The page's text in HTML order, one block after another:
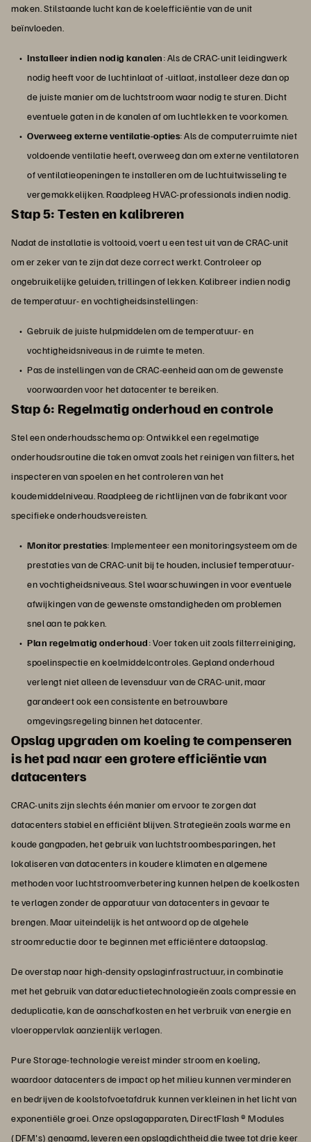
maken. Stilstaande lucht kan de koelefficiëntie van de unit
beïnvloeden.
Installeer indien nodig kanalen: Als de CRAC-unit leidingwerk
nodig heeft voor de luchtinlaat of -uitlaat, installeer deze dan op
de juiste manier om de luchtstroom waar nodig te sturen. Dicht
eventuele gaten in de kanalen af om luchtlekken te voorkomen.
Overweeg externe ventilatie-opties: Als de computerruimte niet
voldoende ventilatie heeft, overweeg dan om externe ventilatoren
of ventilatieopeningen te installeren om de luchtuitwisseling te
vergemakkelijken. Raadpleeg HVAC-professionals indien nodig.
Stap 5: Testen en kalibreren
Nadat de installatie is voltooid, voert u een test uit van de CRAC-unit
om er zeker van te zijn dat deze correct werkt. Controleer op
ongebruikelijke geluiden, trillingen of lekken. Kalibreer indien nodig
de temperatuur- en vochtigheidsinstellingen:
Gebruik de juiste hulpmiddelen om de temperatuur- en
vochtigheidsniveaus in de ruimte te meten.
Pas de instellingen van de CRAC-eenheid aan om de gewenste
voorwaarden voor het datacenter te bereiken.
Stap 6: Regelmatig onderhoud en controle
Stel een onderhoudsschema op: Ontwikkel een regelmatige
onderhoudsroutine die taken omvat zoals het reinigen van filters, het
inspecteren van spoelen en het controleren van het
koudemiddelniveau. Raadpleeg de richtlijnen van de fabrikant voor
specifieke onderhoudsvereisten.
Monitor prestaties: Implementeer een monitoringsysteem om de
prestaties van de CRAC-unit bij te houden, inclusief temperatuur-
en vochtigheidsniveaus. Stel waarschuwingen in voor eventuele
afwijkingen van de gewenste omstandigheden om problemen
snel aan te pakken.
Plan regelmatig onderhoud: Voer taken uit zoals filterreiniging,
spoelinspectie en koelmiddelcontroles. Gepland onderhoud
verlengt niet alleen de levensduur van de CRAC-unit, maar
garandeert ook een consistente en betrouwbare
omgevingsregeling binnen het datacenter.
Opslag upgraden om koeling te compenseren
is het pad naar een grotere efficiëntie van
datacenters
CRAC-units zijn slechts één manier om ervoor te zorgen dat
datacenters stabiel en efficiënt blijven. Strategieën zoals warme en
koude gangpaden, het gebruik van luchtstroombesparingen, het
lokaliseren van datacenters in koudere klimaten en algemene
methoden voor luchtstroomverbetering kunnen helpen de koelkosten
te verlagen zonder de apparatuur van datacenters in gevaar te
brengen. Maar uiteindelijk is het antwoord op de algehele
stroomreductie door te beginnen met efficiëntere dataopslag.
De overstap naar high-density opslaginfrastructuur, in combinatie
met het gebruik van datareductietechnologieën zoals compressie en
deduplicatie, kan de aanschafkosten en het verbruik van energie en
vloeroppervlak aanzienlijk verlagen.
Pure Storage-technologie vereist minder stroom en koeling,
waardoor datacenters de impact op het milieu kunnen verminderen
en bedrijven de koolstofvoetafdruk kunnen verkleinen in het licht van
exponentiële groei. Onze opslagapparaten, DirectFlash ® Modules
(DFM's) genaamd, leveren een opslagdichtheid die twee tot drie keer